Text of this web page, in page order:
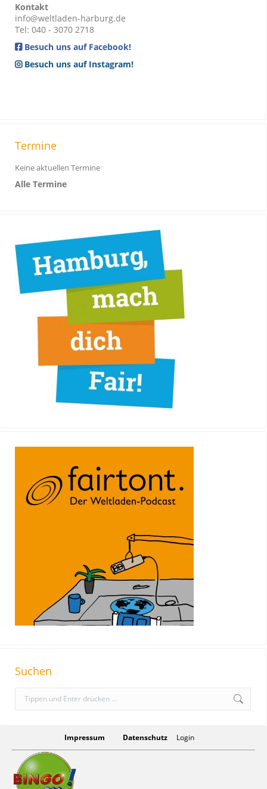
Kontakt
info@weltladen-harburg.de
Tel: 040 - 3070 2718
Besuch uns auf Facebook!
Besuch uns auf Instagram!
Termine
Keine aktuellen Termine
Alle Termine
Suchen
e
c
h
:
Impressum Datenschutz Login